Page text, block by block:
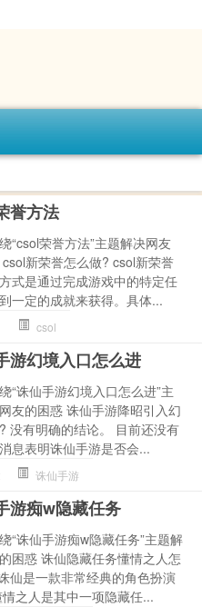
誉方法
“csol荣誉方法”主题解决网友
新荣誉怎么做? csol新荣誉
式是通过完成游戏中的特定任
一定的成就来获得。具体...
csol
游幻境入口怎么进
“诛仙手游幻境入口怎么进”主
友的困惑 诛仙手游降昭引入幻
没有明确的结论。 目前还没有
息表明诛仙手游是否会...
诛仙手游
游痴w隐藏任务
“诛仙手游痴w隐藏任务”主题解
困惑 诛仙隐藏任务懂情之人怎
仙是一款非常经典的角色扮演
之人是其中一项隐藏任...